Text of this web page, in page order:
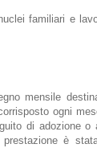
familiari e
mensile
ogni
di adozione o
è